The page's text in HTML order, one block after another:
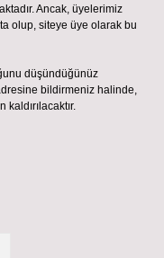
Ancak, üyelerimiz
olup, siteye üye olarak bu
düşündüğünüz
bildirmeniz halinde,